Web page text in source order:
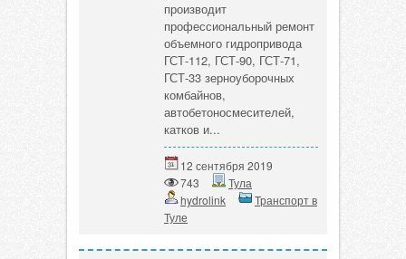
производит
профессиональный ремонт
объемного гидропривода
ГСТ-112, ГСТ-90, ГСТ-71,
ГСТ-33 зерноуборочных
комбайнов,
автобетоносмесителей,
катков и...
12 сентября 2019
743
Тула
hydrolink
Транспорт в
Туле